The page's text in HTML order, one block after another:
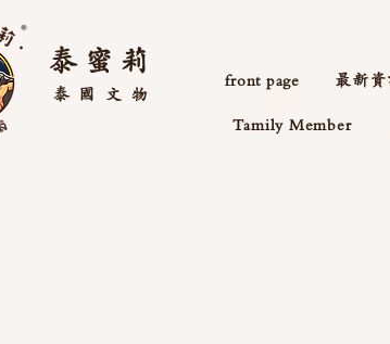
泰 蜜 莉
文物
泰國
front page 最新
Tamily Member